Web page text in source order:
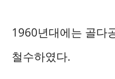
1960년대에는 골다
철수하였다.